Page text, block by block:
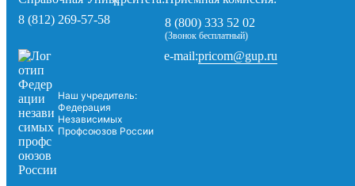
8 (812) 269-57-58
8 (800) 333 52 02
(Звонок бесплатный)
Наш учредитель:
Федерация
Независимых
Профсоюзов России
e-mail:pricom@gup.ru